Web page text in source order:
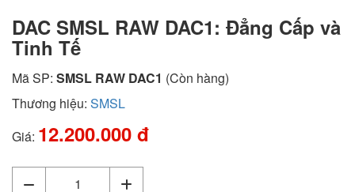
DAC SMSL RAW DAC1: Đẳng Cấp và
Tinh Tế
Mã SP: SMSL RAW DAC1 (Còn hàng)
Thương hiệu: SMSL
Giá: 12.200.000 đ